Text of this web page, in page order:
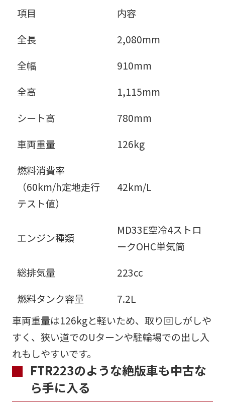
項目
内容
全長
2,080mm
全幅
910mm
全高
1,115mm
シート高
780mm
車両重量
126kg
燃料消費率
（60km/h定地走行
テスト値）
42km/L
エンジン種類
MD33E空冷4ストロ
ークOHC単気筒
総排気量
223cc
燃料タンク容量
7.2L
車両重量は126kgと軽いため、取り回しがしや
すく、狭い道でのUターンや駐輪場での出し入
れもしやすいです。
FTR223のような絶版車も中古な
ら手に入る